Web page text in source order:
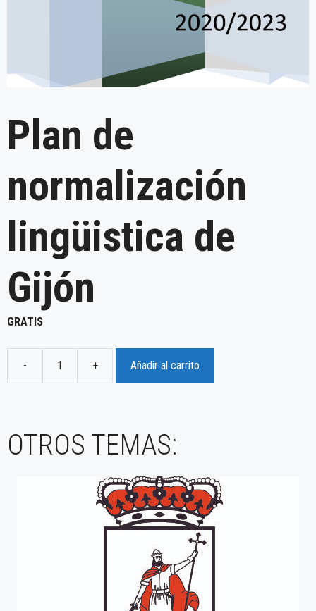
Plan de
normalización
lingüistica de
Gijón
GRATIS
-
de
cantidad
+ Añadir al carrito
OTROS TEMAS: